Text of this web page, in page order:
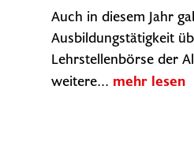
Auch in diesem Jahr
Ausbildungstätigkeit
Lehrstellenbörse der
weitere... mehr lesen